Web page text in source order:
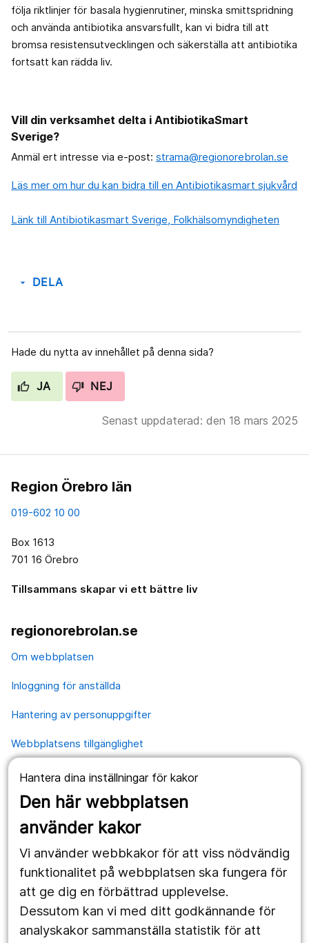
Hantera dina inställningar för kakor
Den här webbplatsen
använder kakor
Vi använder webbkakor för att viss nödvändig
funktionalitet på webbplatsen ska fungera för
att ge dig en förbättrad upplevelse.
Dessutom kan vi med ditt godkännande för
analyskakor sammanställa statistik för att
följa riktlinjer för basala hygienrutiner, minska smittspridning
och använda antibiotika ansvarsfullt, kan vi bidra till att
bromsa resistensutvecklingen och säkerställa att antibiotika
fortsatt kan rädda liv.
Vill din verksamhet delta i AntibiotikaSmart
Sverige?
Anmäl ert intresse via e-post: strama@regionorebrolan.se
Läs mer om hur du kan bidra till en Antibiotikasmart sjukvård
Länk till Antibiotikasmart Sverige, Folkhälsomyndigheten
arrow_drop_down DELA
Hade du nytta av innehållet på denna sida?
JA NEJ
Senast uppdaterad: den 18 mars 2025
Region Örebro län
019-602 10 00
Box 1613
701 16 Örebro
Tillsammans skapar vi ett bättre liv
regionorebrolan.se
Om webbplatsen
Inloggning för anställda
Hantering av personuppgifter
Webbplatsens tillgänglighet
Våra webbplatser
1177.se
Region Örebro län
Följ oss